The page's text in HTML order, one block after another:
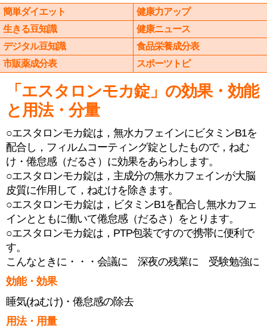
簡単ダイエット
健康力アップ
生きる豆知識
健康ニュース
デジタル豆知識
食品栄養成分表
市販薬成分表
スポーツトピ
「エスタロンモカ錠」の効果・効能
と用法・分量
○エスタロンモカ錠は，無水カフェインにビタミンB1を
配合し，フィルムコーティング錠としたもので，ねむ
け・倦怠感（だるさ）に効果をあらわします。
○エスタロンモカ錠は，主成分の無水カフェインが大脳
皮質に作用して，ねむけを除きます。
○エスタロンモカ錠は，ビタミンB1を配合し無水カフェ
インとともに働いて倦怠感（だるさ）をとります。
○エスタロンモカ錠は，PTP包装ですので携帯に便利で
す。
こんなときに・・・会議に 深夜の残業に 受験勉強に
効能・効果
睡気(ねむけ)・倦怠感の除去
用法・用量